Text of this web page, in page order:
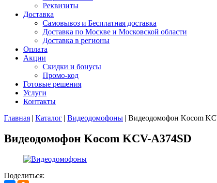
Реквизиты
Доставка
Самовывоз и Бесплатная доставка
Доставка по Москве и Московской области
Доставка в регионы
Оплата
Акции
Скидки и бонусы
Промо-код
Готовые решения
Услуги
Контакты
Главная | Каталог | Видеодомофоны | Видеодомофон Kocom
Видеодомофон Kocom KCV-A374SD
Поделиться: